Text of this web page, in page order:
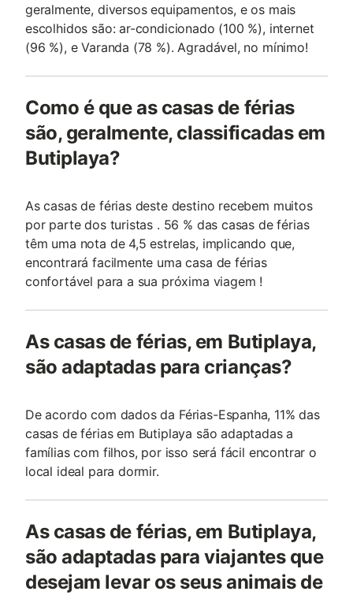
geralmente, diversos equipamentos, e os mais
escolhidos são: ar-condicionado (100 %), internet
(96 %), e Varanda (78 %). Agradável, no mínimo!
Como é que as casas de férias
são, geralmente, classificadas em
Butiplaya?
As casas de férias deste destino recebem muitos
por parte dos turistas . 56 % das casas de férias
têm uma nota de 4,5 estrelas, implicando que,
encontrará facilmente uma casa de férias
confortável para a sua próxima viagem !
As casas de férias, em Butiplaya,
são adaptadas para crianças?
De acordo com dados da Férias-Espanha, 11% das
casas de férias em Butiplaya são adaptadas a
famílias com filhos, por isso será fácil encontrar o
local ideal para dormir.
As casas de férias, em Butiplaya,
são adaptadas para viajantes que
desejam levar os seus animais de